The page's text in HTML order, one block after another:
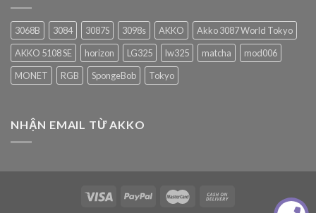
và
chuột
Akko
3068B 3084 3087S 3098s AKKO
Akko 3087 World Tokyo
AKKO 5108 SE
horizon LG325 lw325 matcha
mod006
MONET
RGB SpongeBob Tokyo
NHẬN EMAIL TỪ AKKO